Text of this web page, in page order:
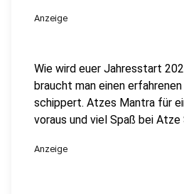
Anzeige
Wie wird euer Jahresstart
braucht man einen
schippert. Atzes Mantra für
voraus und viel Spaß bei
Anzeige